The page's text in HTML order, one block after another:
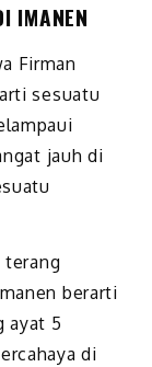
IMANEN
Firman
sesuatu
jauh di
terang
berarti
ayat 5
di